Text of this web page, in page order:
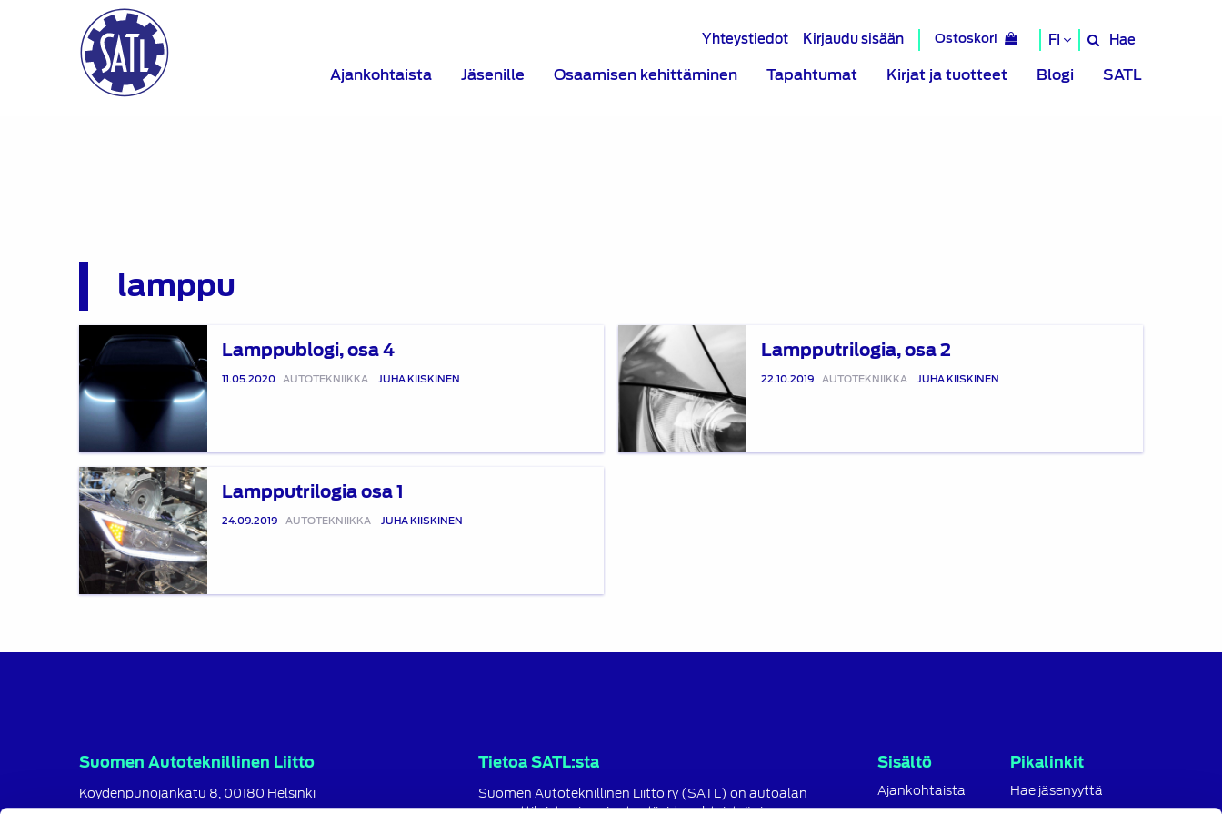
Yhteystiedot Kirjaudu sisään Ostoskori FI
Hae
Hae
Ajankohtaista Jäsenille Osaamisen kehittäminen Tapahtumat Kirjat ja tuotteet Blogi SATL
lamppu
Lamppublogi, osa 4
11.05.2020 AUTOTEKNIIKKA JUHA KIISKINEN
Lamppublogi,
osa
4
Lampputrilogia, osa 2
22.10.2019 AUTOTEKNIIKKA JUHA KIISKINEN
Lampputrilogia,
osa
2
Lampputrilogia osa 1
24.09.2019 AUTOTEKNIIKKA JUHA KIISKINEN
Lampputrilogia
osa
1
Suomen Autoteknillinen Liitto
Köydenpunojankatu 8, 00180 Helsinki
Tietoa SATL:sta
Suomen Autoteknillinen Liitto ry (SATL) on autoalan
Sisältö
Ajankohtaista
Pikalinkit
Hae jäsenyyttä